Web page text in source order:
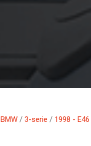
BMW / 3-serie / 1998 - E46